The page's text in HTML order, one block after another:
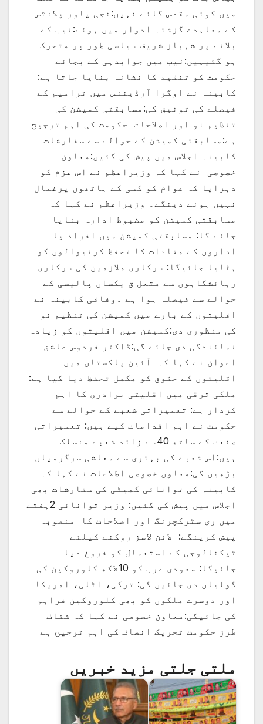
میں کوئی مقدس گائے نہیں:نجی پاور پلانٹس
کے معاہدے گزشتہ ادوار میں ہوئے:نیب کے
بلانے پر شہباز شریف سیاسی طور پر متحرک
ہو گئیہیں:نیب میں جوابدہی کے بجائے
حکومت کو تنقید کا نشانہ بنایا جاتا ہے:
کابینہ نے اوگرا آرڈیننس میں ترامیم کے
فیصلے کی توثیق کی:مسابقتی کمیشن کی
تنظیم نو اور اصلاحات حکومت کی اہم ترجیح
ہے:مسابقتی کمیشن کے حوالے سے سفارشات
کابینہ اجلاس میں پیش کی گئیں:معاون
خصوصی نے کہا کہ وزیراعظم نے اس عزم کو
دہرایا کہ عوام کو کسی کے ہاتھوں یرغمال
نہیں ہونے دینگے۔ وزیراعظم نے کہا کہ
مسابقتی کمیشن کو مضبوط ادارہ بنایا
جائے گا: مسابقتی کمیشن میں افراد یا
اداروں کے مفادات کا تحفظ کرنیوالوں کو
ہٹایا جائیگا: سرکاری ملازمین کی سرکاری
رہائشگاہوں سے متعل ق یکساں پالیسی کے
حوالے سے فیصلہ ہوا ہے ۔وفاقی کابینہ نے
اقلیتوں کے بارے میں کمیشن کی تنظیم نو
کی منظوری دی:کمیشن میں اقلیتوں کو زیادہ
نمائندگی دی جائے گی:ڈاکٹر فردوس عاشق
اعوان نے کہا کہ آئین پاکستان میں
اقلیتوں کے حقوق کو مکمل تحفظ دیا گیا ہے:
ملکی ترقی میں اقلیتی برادری کا اہم
کردار ہے: تعمیراتی شعبے کے حوالے سے
حکومت نے اہم اقدامات کیے ہیں: تعمیراتی
صنعت کے ساتھ 40سے زائد شعبے منسلک
ہیں:اس شعبے کی بہتری سے معاشی سرگرمیاں
بڑھیں گی:معاون خصوصی اطلاعات نے کہا کہ
کابینہ کی توانائی کمیٹی کی سفارشات بھی
اجلاس میں پیش کی گئیں: وزیر توانائی 2ہفتے
میں ری سٹرکچرنگ اور اصلاحات کا منصوبہ
پیش کرینگے: لائن لاسز روکنے کیلئے
ٹیکنالوجی کے استعمال کو فروغ دیا
جائیگا: سعودی عرب کو 10لاکھ کلوروکین کی
گولیاں دی جائیں گی: ترکی، اٹلی، امریکا
اور دوسرے ملکوں کو بھی کلوروکین فراہم
کی جائیگی:معاون خصوصی نے کہا کہ شفاف
طرز حکومت تحریک انصاف کی اہم ترجیح ہے
ملتی جلتی مزید خبریں